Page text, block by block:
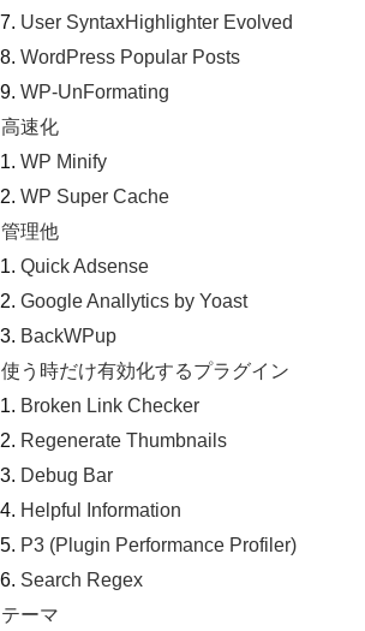
User SyntaxHighlighter Evolved
WordPress Popular Posts
WP-UnFormating
高速化
WP Minify
WP Super Cache
管理他
Quick Adsense
Google Anallytics by Yoast
BackWPup
使う時だけ有効化するプラグイン
Broken Link Checker
Regenerate Thumbnails
Debug Bar
Helpful Information
P3 (Plugin Performance Profiler)
Search Regex
テーマ